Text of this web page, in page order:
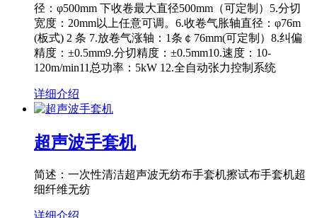
径：φ500mm 下收卷最大直径500mm（可定制）5.分切
宽度：20mm以上任意可调。6.收卷气胀轴直径：φ76m
(板式) 2 条 7.放卷气涨轴：1条￠76mm(可定制）8.纠偏
精度：±0.5mm9.分切精度：±0.5mm10.速度：10-
120m/min11总功率：5kW 12.全自动张力控制系统
详细介绍
超声波手套机
简述：一次性清洁超声波无纺布手套机擦试布手套机超
细纤维无纺
详细介绍